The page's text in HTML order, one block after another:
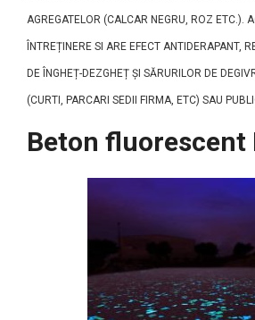
AGREGATELOR (CALCAR NEGRU, ROZ ETC.).
ÎNTREȚINERE SI ARE EFECT ANTIDERAPANT,
DE ÎNGHEȚ-DEZGHEȚ ȘI SĂRURILOR DE
(CURTI, PARCARI SEDII FIRMA, ETC) SAU
Beton fluorescent